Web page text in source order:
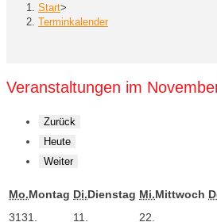
Start>
Terminkalender
Veranstaltungen im
Zurück
Heute
Weiter
Mo.Montag Di.Dienstag Mi.Mittwoch
3131. 11. 22.